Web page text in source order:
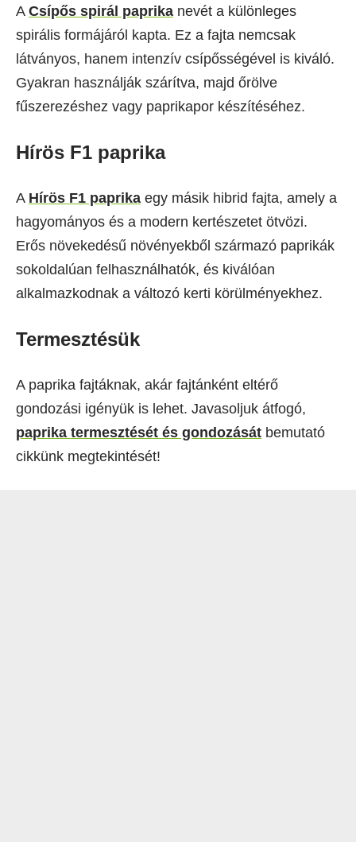
A Csípős spirál paprika nevét a különleges
spirális formájáról kapta. Ez a fajta nemcsak
látványos, hanem intenzív csípősségével is kiváló.
Gyakran használják szárítva, majd őrölve
fűszerezéshez vagy paprikapor készítéséhez.
Hírös F1 paprika
A Hírös F1 paprika egy másik hibrid fajta, amely a
hagyományos és a modern kertészetet ötvözi.
Erős növekedésű növényekből származó paprikák
sokoldalúan felhasználhatók, és kiválóan
alkalmazkodnak a változó kerti körülményekhez.
Termesztésük
A paprika fajtáknak, akár fajtánként eltérő
gondozási igényük is lehet. Javasoljuk átfogó,
paprika termesztését és gondozását bemutató
cikkünk megtekintését!